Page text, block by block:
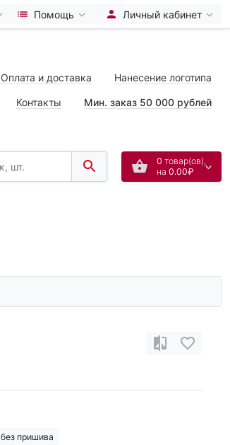
Помощь Личный кабинет
Оплата и доставка Нанесение логотипа
Контакты Мин. заказ 50 000 рублей
0 товар(ов),
на 0.00₽
пришива